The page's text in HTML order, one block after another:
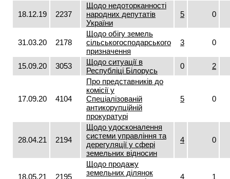
18.12.19 2237
Щодо недоторканності
народних депутатів
України
5 0
31.03.20 2178
Щодо обігу земель
сільськогосподарського
призначення
3 0
15.09.20 3053
Щодо ситуації в
Республіці Білорусь
0 2
17.09.20 4104
Про представників до
комісії у
Спеціалізованій
антикорупційній
прокуратурі
5 0
28.04.21 2194
Щодо удосконалення
системи управління та
дерегуляції у сфері
земельних відносин
4 0
18.05.21 2195
Щодо продажу
земельних ділянок
4 1